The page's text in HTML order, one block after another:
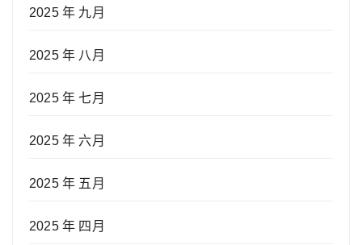
2025 年 九月
2025 年 八月
2025 年 七月
2025 年 六月
2025 年 五月
2025 年 四月